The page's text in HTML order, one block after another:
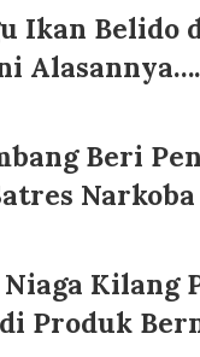
Ikan Belido
Beri
Kilang
Produk